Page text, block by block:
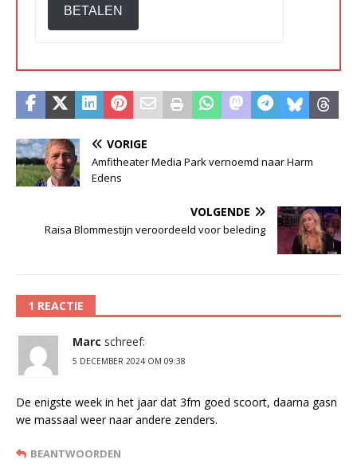
BETALEN
VORIGE
Amfitheater Media Park vernoemd naar Harm
Edens
VOLGENDE
Raisa Blommestijn veroordeeld voor beleding
1 REACTIE
Marc schreef:
5 DECEMBER 2024 OM 09:38
De enigste week in het jaar dat 3fm goed scoort, daarna gasn
we massaal weer naar andere zenders.
BEANTWOORDEN